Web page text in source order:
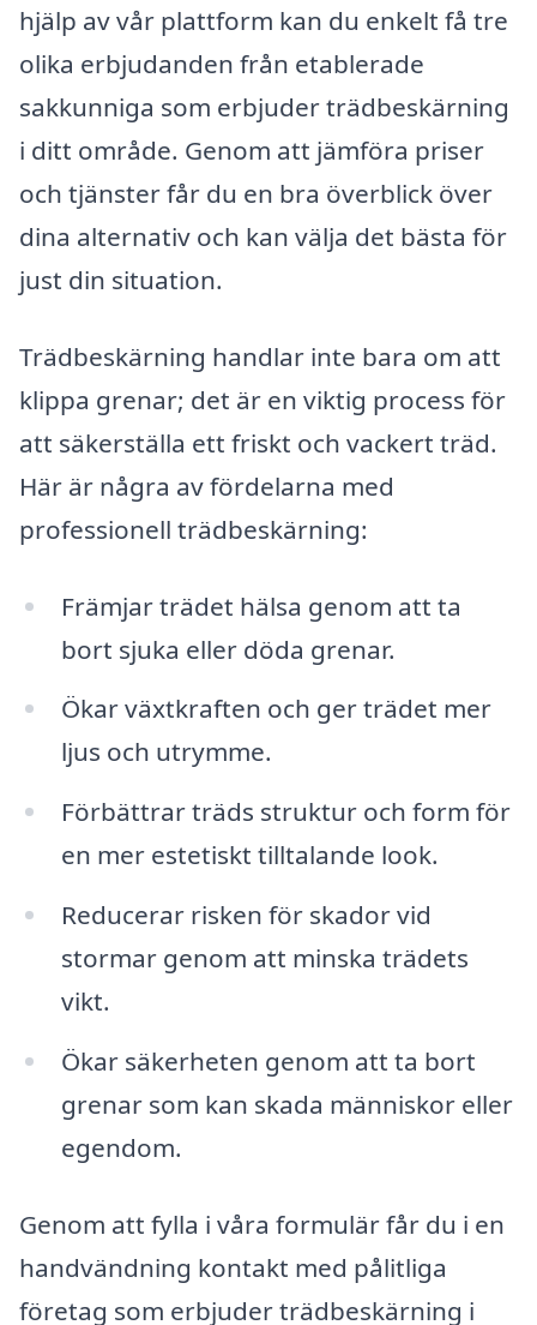
hjälp av vår plattform kan du enkelt få tre
olika erbjudanden från etablerade
sakkunniga som erbjuder trädbeskärning
i ditt område. Genom att jämföra priser
och tjänster får du en bra överblick över
dina alternativ och kan välja det bästa för
just din situation.
Trädbeskärning handlar inte bara om att
klippa grenar; det är en viktig process för
att säkerställa ett friskt och vackert träd.
Här är några av fördelarna med
professionell trädbeskärning:
Främjar trädet hälsa genom att ta
bort sjuka eller döda grenar.
Ökar växtkraften och ger trädet mer
ljus och utrymme.
Förbättrar träds struktur och form för
en mer estetiskt tilltalande look.
Reducerar risken för skador vid
stormar genom att minska trädets
vikt.
Ökar säkerheten genom att ta bort
grenar som kan skada människor eller
egendom.
Genom att fylla i våra formulär får du i en
handvändning kontakt med pålitliga
företag som erbjuder trädbeskärning i